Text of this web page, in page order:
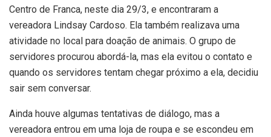
Centro de Franca, neste dia 29/3, e encontraram a
vereadora Lindsay Cardoso. Ela também realizava uma
atividade no local para doação de animais. O grupo de
servidores procurou abordá-la, mas ela evitou o contato e
quando os servidores tentam chegar próximo a ela, decidiu
sair sem conversar.
Ainda houve algumas tentativas de diálogo, mas a
vereadora entrou em uma loja de roupa e se escondeu em